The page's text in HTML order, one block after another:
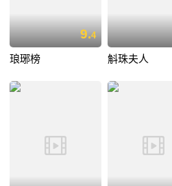
9.4
琅琊榜 斛珠夫人